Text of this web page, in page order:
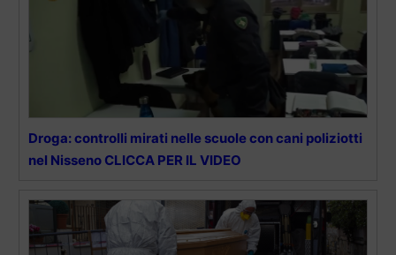
Droga: controlli mirati nelle scuole con cani poliziotti
nel Nisseno CLICCA PER IL VIDEO